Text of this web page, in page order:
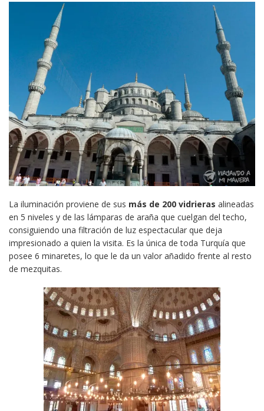
La iluminación proviene de sus más de 200 vidrieras alineadas
en 5 niveles y de las lámparas de araña que cuelgan del techo,
consiguiendo una filtración de luz espectacular que deja
impresionado a quien la visita. Es la única de toda Turquía que
posee 6 minaretes, lo que le da un valor añadido frente al resto
de mezquitas.